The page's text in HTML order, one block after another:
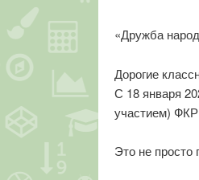
«Дружба
Дорогие
С 18 января
участием)
Это не просто